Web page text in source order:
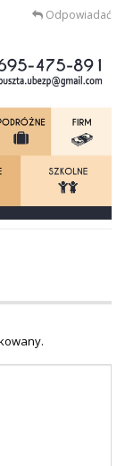
Odpowiadać